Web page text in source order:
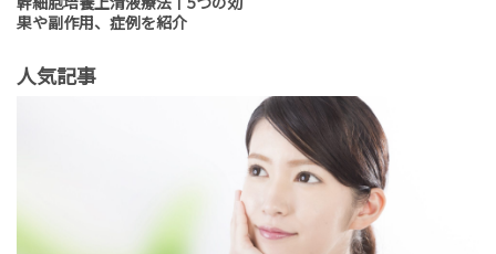
果や副作用、症例を紹介
人気記事